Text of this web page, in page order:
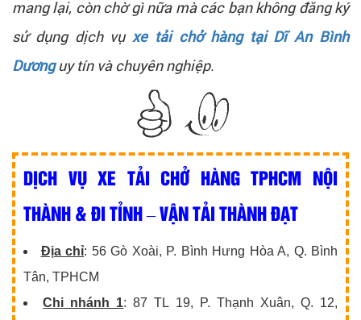
mang lại, còn chờ gì nữa mà các bạn không đăng ký
sử dụng dịch vụ xe tải chở hàng tại Dĩ An Bình
Dươnguy tín và chuyên nghiệp.
DỊCH VỤ XE TẢI CHỞ HÀNG TPHCM NỘI
THÀNH & ĐI TỈNH – VẬN TẢI THÀNH ĐẠT
Địa chỉ: 56 Gò Xoài, P. Bình Hưng Hòa A, Q. Bình
Tân, TPHCM
Chi nhánh 1: 87 TL 19, P. Thạnh Xuân, Q. 12,